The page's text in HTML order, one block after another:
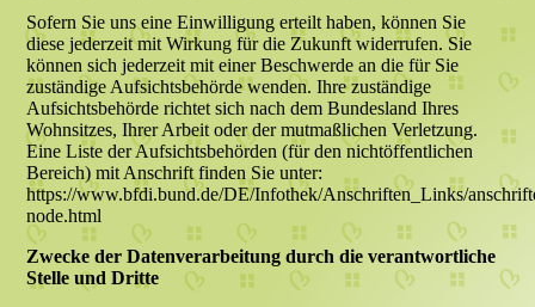
Sofern Sie uns eine Einwilligung erteilt haben, können Sie
diese jederzeit mit Wirkung für die Zukunft widerrufen. Sie
können sich jederzeit mit einer Beschwerde an die für Sie
zuständige Aufsichtsbehörde wenden. Ihre zuständige
Aufsichtsbehörde richtet sich nach dem Bundesland Ihres
Wohnsitzes, Ihrer Arbeit oder der mutmaßlichen Verletzung.
Eine Liste der Aufsichtsbehörden (für den nichtöffentlichen
Bereich) mit Anschrift finden Sie unter:
https://www.bfdi.bund.de/DE/Infothek/Anschriften_Links/
node.html
Zwecke der Datenverarbeitung durch die verantwortliche
Stelle und Dritte